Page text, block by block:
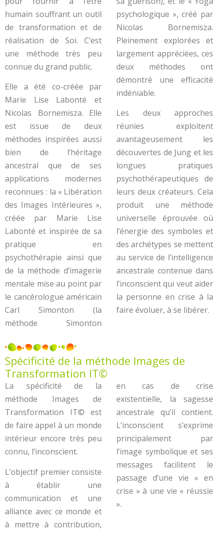
humain souffrant un outil
de transformation et de
réalisation de Soi. C’est
une méthode très peu
connue du grand public.
Elle a été co-créée par
Marie Lise Labonté et
Nicolas Bornemisza. Elle
est issue de deux
méthodes inspirées aussi
bien de l’héritage
ancestral que de ses
applications modernes
reconnues : la « Libération
des Images Intérieures »,
créée par Marie Lise
Labonté et inspirée de sa
pratique en
psychothérapie ainsi que
de la méthode d’imagerie
mentale mise au point par
le cancérologue américain
Carl Simonton (la
méthode Simonton
psychologique », créé par
Nicolas Bornemisza.
Pleinement explorées et
largement appréciées, ces
deux méthodes ont
démontré une efficacité
indéniable.
Les deux approches
réunies exploitent
avantageusement les
découvertes de Jung et les
longues pratiques
psychothérapeutiques de
leurs deux créateurs. Cela
produit une méthode
universelle éprouvée où
l’énergie des symboles et
des archétypes se mettent
au service de l’intelligence
ancestrale contenue dans
l’inconscient qui veut aider
la personne en crise à la
faire évoluer, à se libérer.
Spécificité de la méthode Images de
Transformation IT©
La spécificité de la
méthode Images de
Transformation IT© est
de faire appel à un monde
intérieur encore très peu
connu, l’inconscient.
L’objectif premier consiste
à établir une
communication et une
alliance avec ce monde et
à mettre à contribution,
en cas de crise
existentielle, la sagesse
ancestrale qu’il contient.
L’inconscient s’exprime
principalement par
l’image symbolique et ses
messages facilitent le
passage d’une vie « en
crise » à une vie « réussie
».